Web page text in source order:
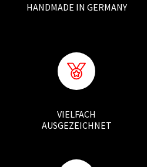
HANDMADE IN GERMANY
VIELFACH
AUSGEZEICHNET